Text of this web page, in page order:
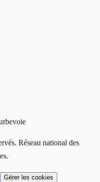
Réseau national des
Gérer les cookies